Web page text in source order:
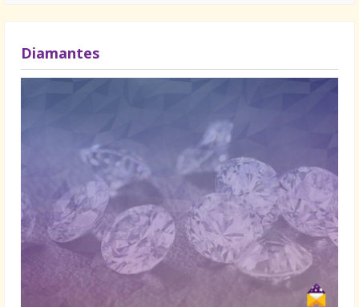
Diamantes